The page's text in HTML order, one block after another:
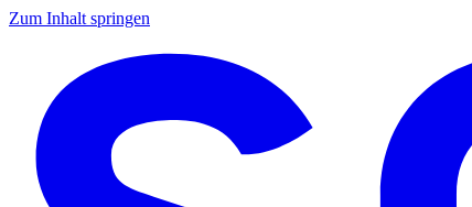
Zum Inhalt springen